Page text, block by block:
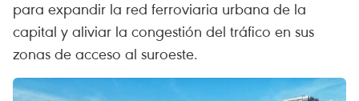
para expandir la red ferroviaria urbana de la
capital y aliviar la congestión del tráfico en sus
zonas de acceso al suroeste.